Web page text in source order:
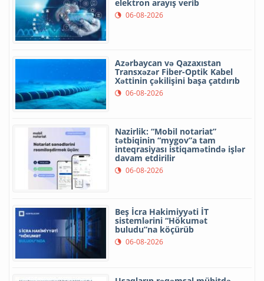
elektron arayış verib
06-08-2026
Azərbaycan və Qazaxıstan
Transxəzər Fiber-Optik Kabel
Xəttinin çəkilişini başa çatdırıb
06-08-2026
Nazirlik: “Mobil notariat”
tətbiqinin “mygov”a tam
inteqrasiyası istiqamətində işlər
davam etdirilir
06-08-2026
Beş İcra Hakimiyyəti İT
sistemlərini “Hökumət
buludu”na köçürüb
06-08-2026